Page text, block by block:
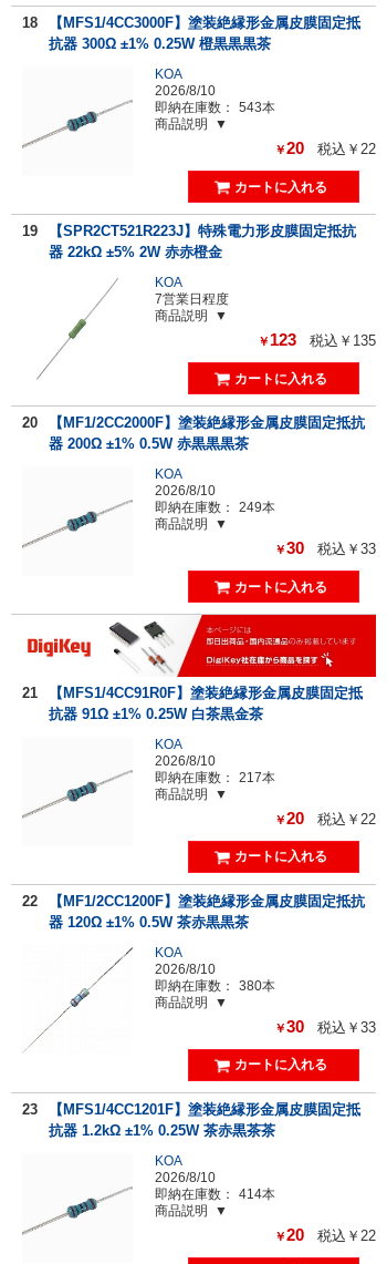
18
【MFS1/4CC3000F】塗装絶縁形金属皮膜固定抵
抗器 300Ω ±1% 0.25W 橙黒黒黒茶
KOA
2026/8/10
即納在庫数：
543本
商品説明
￥20 税込￥22
19
【SPR2CT521R223J】特殊電力形皮膜固定抵抗
器 22kΩ ±5% 2W 赤赤橙金
KOA
7営業日程度
商品説明
￥ 123 税込￥135
20
【MF1/2CC2000F】塗装絶縁形金属皮膜固定抵抗
器 200Ω ±1% 0.5W 赤黒黒黒茶
KOA
2026/8/10
即納在庫数：
249本
商品説明
￥30 税込￥33
21
【MFS1/4CC91R0F】塗装絶縁形金属皮膜固定抵
抗器 91Ω ±1% 0.25W 白茶黒金茶
KOA
2026/8/10
即納在庫数：
217本
商品説明
￥20 税込￥22
22
【MF1/2CC1200F】塗装絶縁形金属皮膜固定抵抗
器 120Ω ±1% 0.5W 茶赤黒黒茶
KOA
2026/8/10
即納在庫数：
380本
商品説明
￥30 税込￥33
23
【MFS1/4CC1201F】塗装絶縁形金属皮膜固定抵
抗器 1.2kΩ ±1% 0.25W 茶赤黒茶茶
KOA
2026/8/10
即納在庫数：
414本
商品説明
￥20 税込￥22